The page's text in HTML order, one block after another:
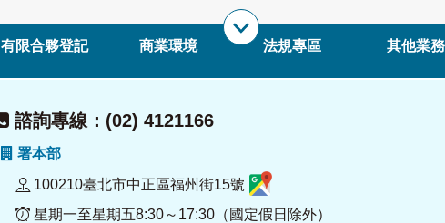
有限合夥登記 商業環境 法規專區 其他業務
諮詢專線：(02) 4121166
署本部
100210臺北市中正區福州街15號
星期一至星期五8:30～17:30（國定假日除外）